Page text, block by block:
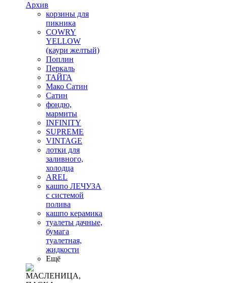
Архив
корзины для
пикника
COWRY
YELLOW
(каури желтый)
Поплин
Перкаль
ТАЙГА
Мако Сатин
Сатин
фондю,
мармиты
INFINITY
SUPREME
VINTAGE
лотки для
заливного,
холодца
AREL
кашпо ЛЕЧУЗА
с системой
полива
кашпо керамика
туалеты дачные,
бумага
туалетная,
жидкости
Ещё